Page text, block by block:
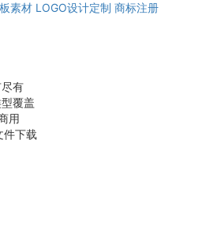
素材 LOGO设计定制 商标注册
有
覆盖
用
件下载